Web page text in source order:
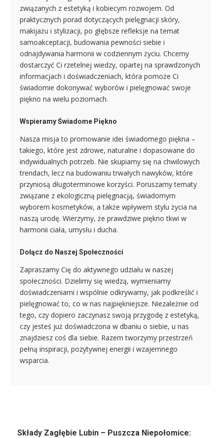
związanych z estetyką i kobiecym rozwojem. Od
praktycznych porad dotyczących pielęgnacji skóry,
makijażu i stylizacji, po głębsze refleksje na temat
samoakceptacji, budowania pewności siebie i
odnajdywania harmonii w codziennym życiu. Chcemy
dostarczyć Ci rzetelnej wiedzy, opartej na sprawdzonych
informacjach i doświadczeniach, która pomoże Ci
świadomie dokonywać wyborów i pielęgnować swoje
piękno na wielu poziomach.
Wspieramy Świadome Piękno
Nasza misja to promowanie idei świadomego piękna –
takiego, które jest zdrowe, naturalne i dopasowane do
indywidualnych potrzeb. Nie skupiamy się na chwilowych
trendach, lecz na budowaniu trwałych nawyków, które
przyniosą długoterminowe korzyści. Poruszamy tematy
związane z ekologiczną pielęgnacją, świadomym
wyborem kosmetyków, a także wpływem stylu życia na
naszą urodę. Wierzymy, że prawdziwe piękno tkwi w
harmonii ciała, umysłu i ducha.
Dołącz do Naszej Społeczności
Zapraszamy Cię do aktywnego udziału w naszej
społeczności. Dzielimy się wiedzą, wymieniamy
doświadczeniami i wspólnie odkrywamy, jak podkreślić i
pielęgnować to, co w nas najpiękniejsze. Niezależnie od
tego, czy dopiero zaczynasz swoją przygodę z estetyką,
czy jesteś już doświadczona w dbaniu o siebie, u nas
znajdziesz coś dla siebie. Razem tworzymy przestrzeń
pełną inspiracji, pozytywnej energii i wzajemnego
wsparcia.
Składy Zagłębie Lubin – Puszcza Niepołomice: